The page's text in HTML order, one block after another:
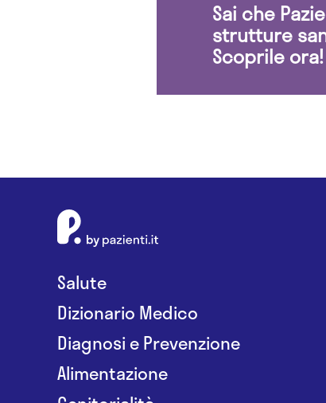
Sai che
strutture
Scoprile ora!
Salute
Dizionario Medico
Diagnosi e Prevenzione
Alimentazione